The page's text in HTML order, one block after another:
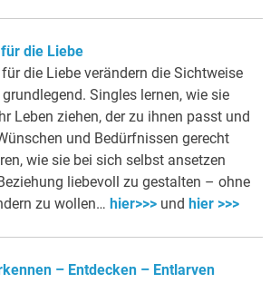
die Liebe
die Liebe verändern die Sichtweise
Singles lernen, wie sie
Leben ziehen, der zu ihnen passt und
und Bedürfnissen gerecht
wie sie bei sich selbst ansetzen
liebevoll zu gestalten – ohne
zu wollen… hier>>> und hier >>>
– Entdecken – Entlarven